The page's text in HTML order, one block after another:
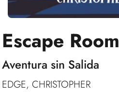
Escape Room
Aventura sin Salida
EDGE, CHRISTOPHER